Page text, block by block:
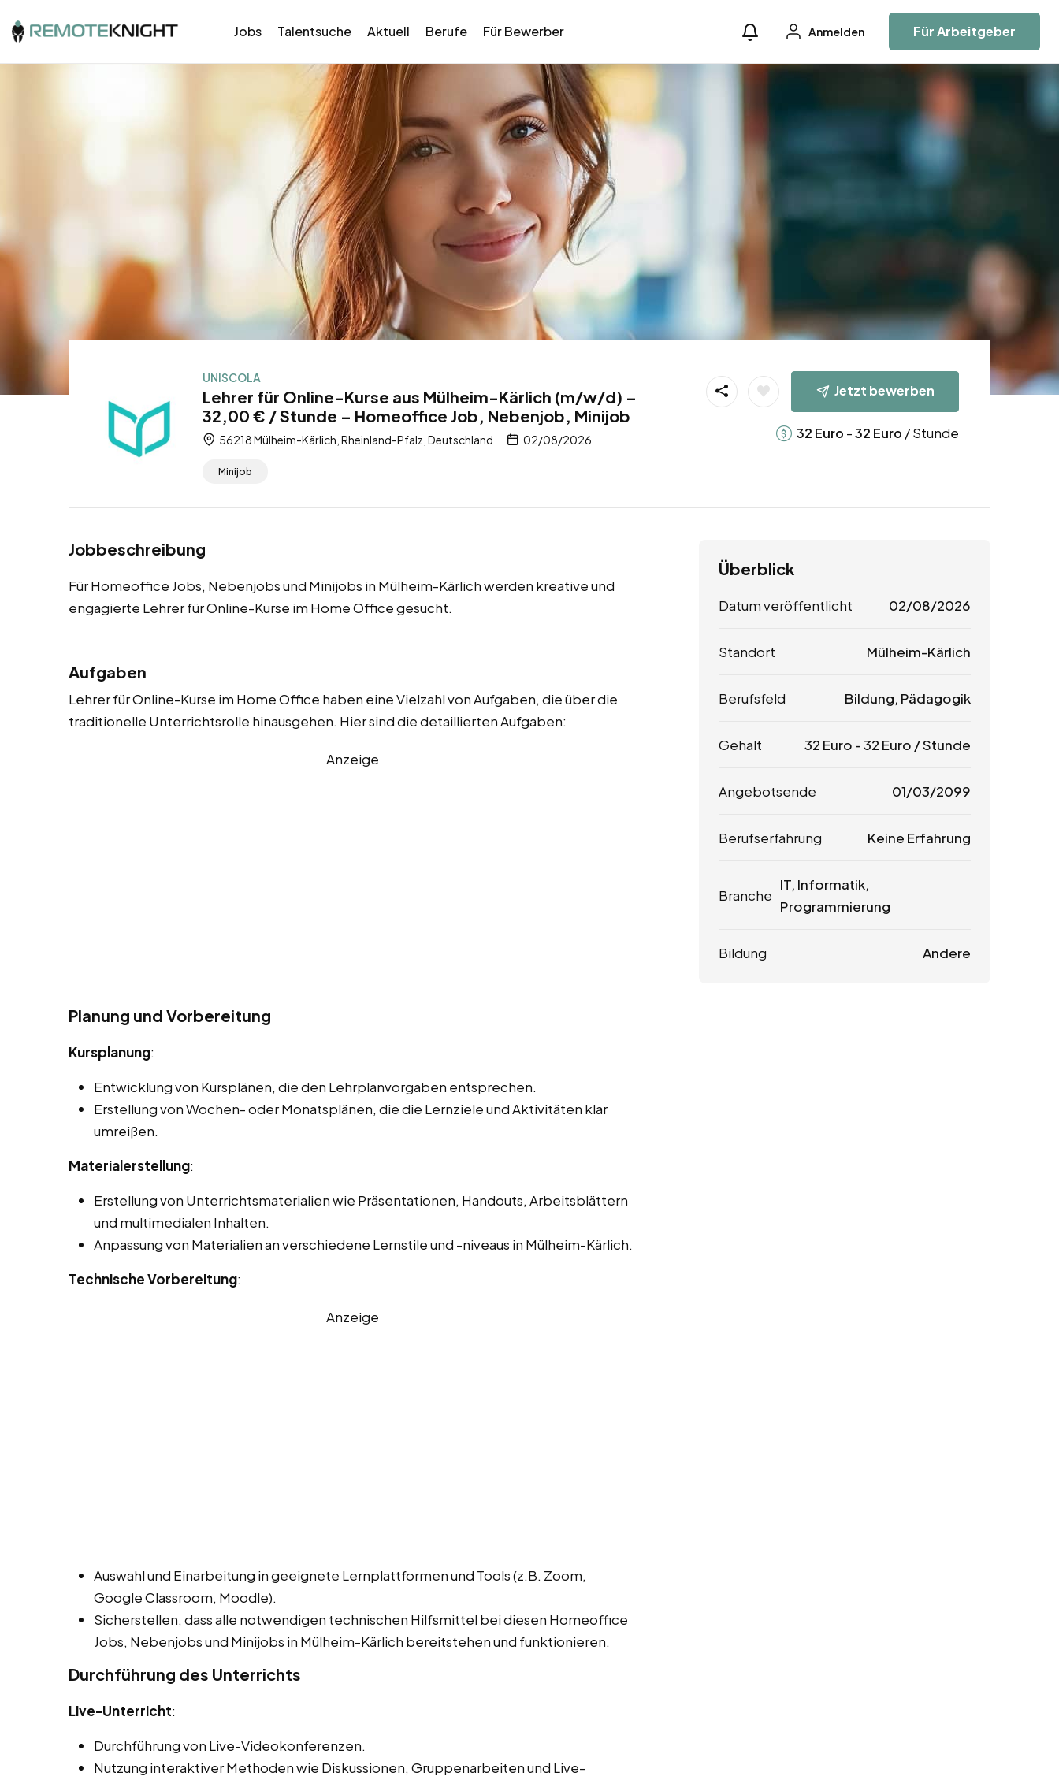
Jobs Talentsuche Aktuell Berufe Für Bewerber Anmelden Für Arbeitgeber
UNISCOLA
Lehrer für Online-Kurse aus Mülheim-Kärlich (m/w/d) –
32,00 € / Stunde – Homeoffice Job, Nebenjob, Minijob
56218 Mülheim-Kärlich, Rheinland-Pfalz, Deutschland 02/08/2026
Minijob
Jetzt bewerben
32 Euro -32 Euro / Stunde
Jobbeschreibung
Für Homeoffice Jobs, Nebenjobs und Minijobs in Mülheim-Kärlich werden kreative und
engagierte Lehrer für Online-Kurse im Home Office gesucht.
Aufgaben
Lehrer für Online-Kurse im Home Office haben eine Vielzahl von Aufgaben, die über die
traditionelle Unterrichtsrolle hinausgehen. Hier sind die detaillierten Aufgaben:
Anzeige
Planung und Vorbereitung
Kursplanung:
Entwicklung von Kursplänen, die den Lehrplanvorgaben entsprechen.
Erstellung von Wochen- oder Monatsplänen, die die Lernziele und Aktivitäten klar
umreißen.
Materialerstellung:
Erstellung von Unterrichtsmaterialien wie Präsentationen, Handouts, Arbeitsblättern
und multimedialen Inhalten.
Anpassung von Materialien an verschiedene Lernstile und -niveaus in Mülheim-Kärlich.
Technische Vorbereitung:
Anzeige
Auswahl und Einarbeitung in geeignete Lernplattformen und Tools (z.B. Zoom,
Google Classroom, Moodle).
Sicherstellen, dass alle notwendigen technischen Hilfsmittel bei diesen Homeoffice
Jobs, Nebenjobs und Minijobs in Mülheim-Kärlich bereitstehen und funktionieren.
Durchführung des Unterrichts
Live-Unterricht:
Durchführung von Live-Videokonferenzen.
Nutzung interaktiver Methoden wie Diskussionen, Gruppenarbeiten und Live-
Überblick
Datum veröffentlicht 02/08/2026
Standort Mülheim-Kärlich
Berufsfeld Bildung, Pädagogik
Gehalt 32 Euro -32 Euro / Stunde
Angebotsende 01/03/2099
Berufserfahrung Keine Erfahrung
Branche
IT, Informatik,
Programmierung
Bildung Andere